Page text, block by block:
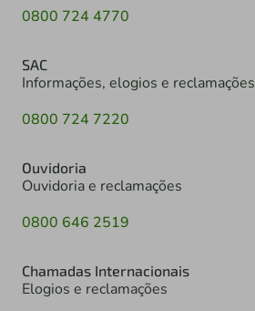
0800 724 4770
SAC
Informações, elogios e reclamações
0800 724 7220
Ouvidoria
Ouvidoria e reclamações
0800 646 2519
Chamadas Internacionais
Elogios e reclamações